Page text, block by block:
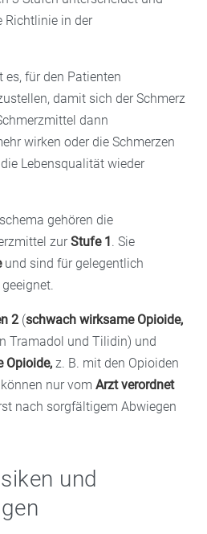
Richtlinie in der
für den Patienten
damit sich der Schmerz
dann
wirken oder die Schmerzen
Lebensqualität wieder
gehören die
zur Stufe 1. Sie
und sind für gelegentlich
2 (schwach wirksame Opioide,
Tramadol und Tilidin) und
Opioide, z. B. mit den Opioiden
nur vom Arzt verordnet
nach sorgfältigem Abwiegen
und